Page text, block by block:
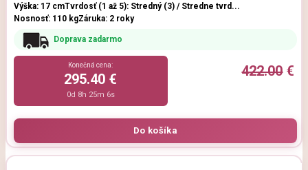
Výška: 17 cmTvrdosť (1 až 5): Stredný (3) / Stredne tvrd...
Nosnosť: 110 kgZáruka: 2 roky
Doprava zadarmo
422.00€
Konečná cena:
295.40 €
0d 8h 25m 5s